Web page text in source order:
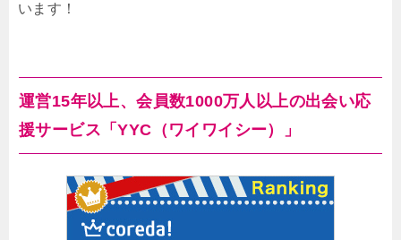
います！
運営15年以上、会員数1000万人以上の出会い応
援サービス「YYC（ワイワイシー）」